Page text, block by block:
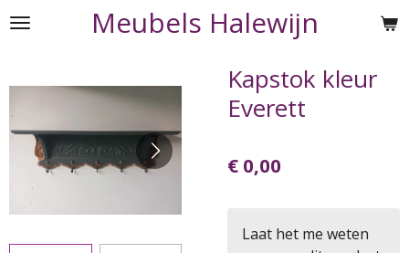
Ga
de
Meubels Halewijn
Kapstok kleur
Everett
€ 0,00
Laat het me weten